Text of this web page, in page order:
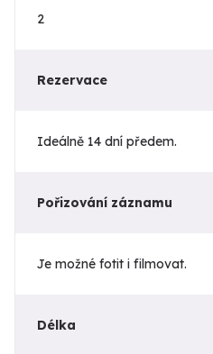
2
Rezervace
Ideálně 14 dní předem.
Pořizování záznamu
Je možné fotit i filmovat.
Délka